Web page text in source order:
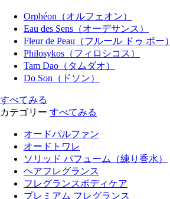
Orphéon（オルフェオン）
Eau des Sens（オーデサンス）
Fleur de Peau（フルール ドゥ ポー）
Philosykos（フィロシコス）
Tam Dao（タムダオ）
Do Son（ドソン）
すべてみる
カテゴリー すべてみる
オードパルファン
オードトワレ
ソリッド パフューム（練り香水）
ヘアフレグランス
フレグランスボディケア
プレミアム フレグランス